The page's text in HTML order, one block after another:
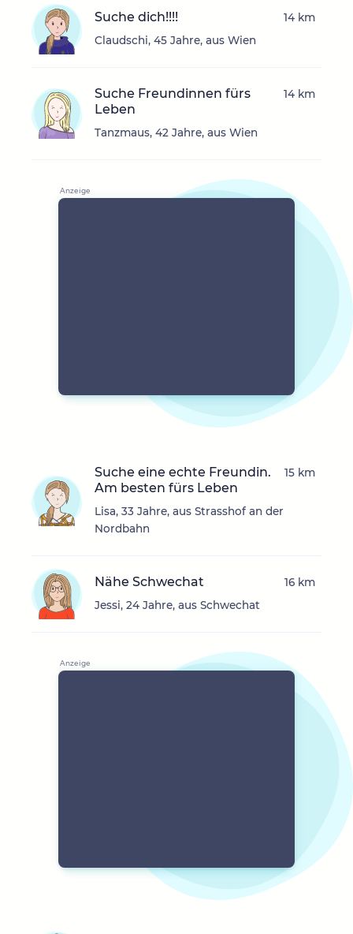
Suche dich!!!!
Claudschi, 45 Jahre, aus Wien
14 km
Suche Freundinnen fürs
Leben
Tanzmaus, 42 Jahre, aus Wien
14 km
Suche eine echte Freundin.
Am besten fürs Leben
Lisa, 33 Jahre, aus Strasshof an der
Nordbahn
15 km
Nähe Schwechat
Jessi, 24 Jahre, aus Schwechat
16 km